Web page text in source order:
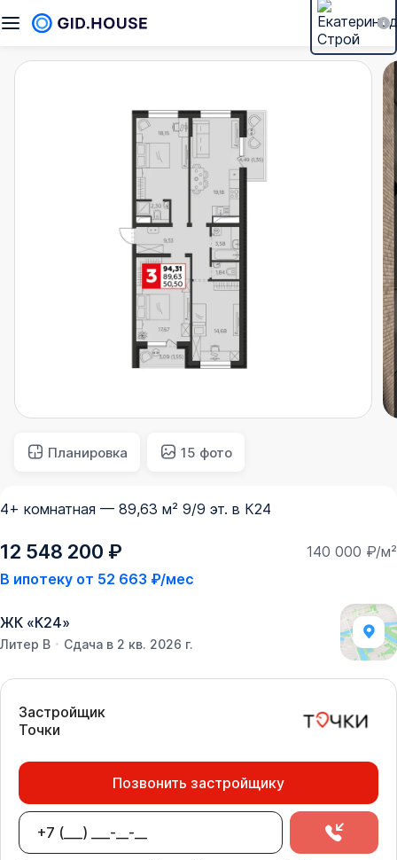
Планировка 15 фото
4+ комнатная — 89,63 м² 9/9 эт. в К24
12 548 200 ₽
140 000 ₽/м²
В ипотеку от 52 663 ₽/мес
ЖК «К24»
Литер В Сдача в 2 кв. 2026 г.
Застройщик
Точки
Позвонить застройщику